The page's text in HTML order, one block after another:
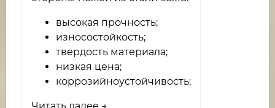
высокая прочность;
износостойкость;
твердость материала;
низкая цена;
коррозийноустойчивость;